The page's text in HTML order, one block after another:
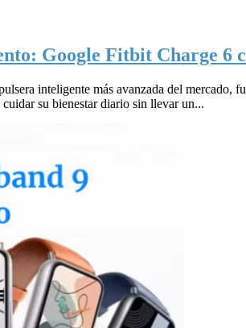
Google Fitbit Charge 6
inteligente más avanzada del
su bienestar diario sin llevar un...